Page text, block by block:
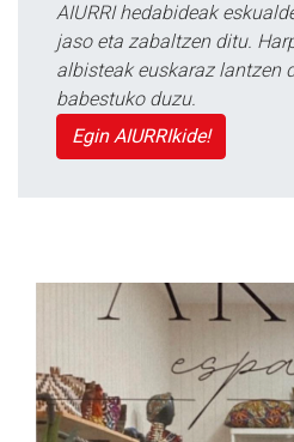
AIURRI hedabideak
jaso eta zabaltzen ditu.
albisteak euskaraz lantzen
babestuko duzu.
Egin AIURRIkide!